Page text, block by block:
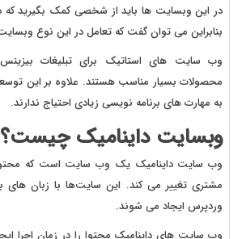
در این وبسایت ها باید از شخصی کمک بگیرید که
بنابراین می توان گفت که تعامل در این نوع
وب سایت های استاتیک برای تبلیغات
محصولات بسیار مناسب هستند. علاوه بر این
به مهارت های برنامه نویسی زیادی احتیاج ندارند.
وبسایت داینامیک چیست؟
وب سایت داینامیک یک وب سایت است که
مشتری تغییر می کند. این سایت‌ها با زبان های
وردپرس ایجاد می شوند.
وب سایت های داینامیک محتوا را در زمان اجرا